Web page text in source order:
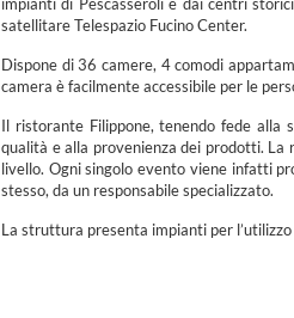
satellitare Telespazio Fucino Center.
Dispone di 36 camere, 4 comodi
camera è facilmente accessibile per le
Il ristorante Filippone, tenendo fede alla
qualità e alla provenienza dei prodotti.
livello. Ogni singolo evento viene infatti
stesso, da un responsabile specializzato.
La struttura presenta impianti per